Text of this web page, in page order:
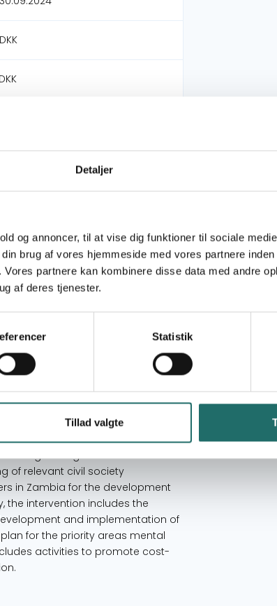
Detaljer
og annoncer, til at vise dig funktioner til sociale
brug af vores hjemmeside med vores partnere
partnere kan kombinere disse data med andre
af deres tjenester.
Statistik
Tillad valgte
Initiative Zambia
for handling
the rights to good health and
of relevant civil society
in Zambia for the development
the intervention includes the
and implementation of
for the priority areas mental
activities to promote cost-